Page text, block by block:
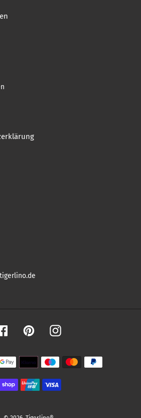
FacebookPinterestInstagram
Zahlungsmethoden